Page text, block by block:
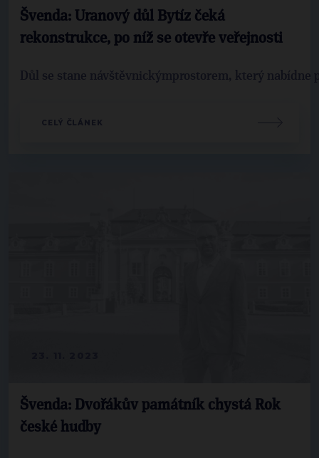
Švenda: Uranový důl Bytíz čeká
rekonstrukce, po níž se otevře veřejnosti
Důl se stane návštěvnickýmprostorem, který
CELÝ ČLÁNEK
Švenda: Dvořákův památník chystá Rok
české hudby